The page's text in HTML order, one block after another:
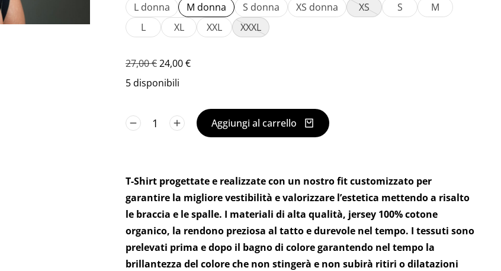
L donna M donna S donna XS donna XS S
M
L
XL XXL XXXL
27,00€24,00€
5 disponibili
Aggiungi al carrello
T-Shirt progettate e realizzate con un nostro fit customizzato per
garantire la migliore vestibilità e valorizzare l’estetica mettendo a risalto
le braccia e le spalle. I materiali di alta qualità, jersey 100% cotone
organico, la rendono preziosa al tatto e durevole nel tempo. I tessuti sono
prelevati prima e dopo il bagno di colore garantendo nel tempo la
brillantezza del colore che non stingerà e non subirà ritiri o dilatazioni